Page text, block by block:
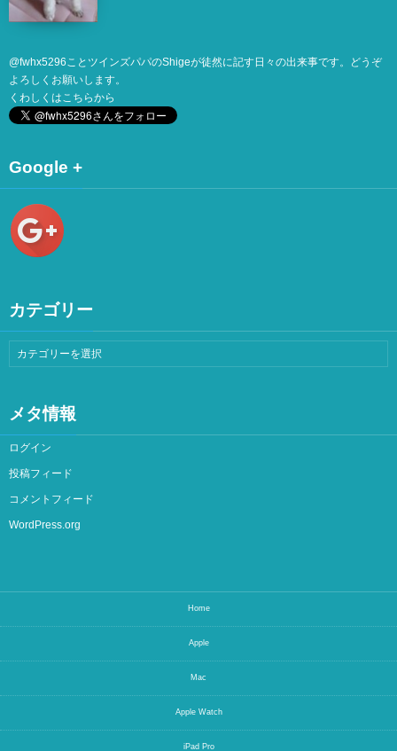
@fwhx5296ことツインズパパのShigeが徒然に記す日々の出来事です。どうぞ
よろしくお願いします。
くわしくはこちらから
Google +
カテゴリー
メタ情報
ログイン
投稿フィード
コメントフィード
WordPress.org
Home
Apple
Mac
Apple Watch
iPad Pro